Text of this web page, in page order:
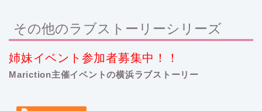
その他のラブストーリーシリーズ
姉妹イベント参加者募集中！！
Mariction主催イベントの横浜ラブストーリー